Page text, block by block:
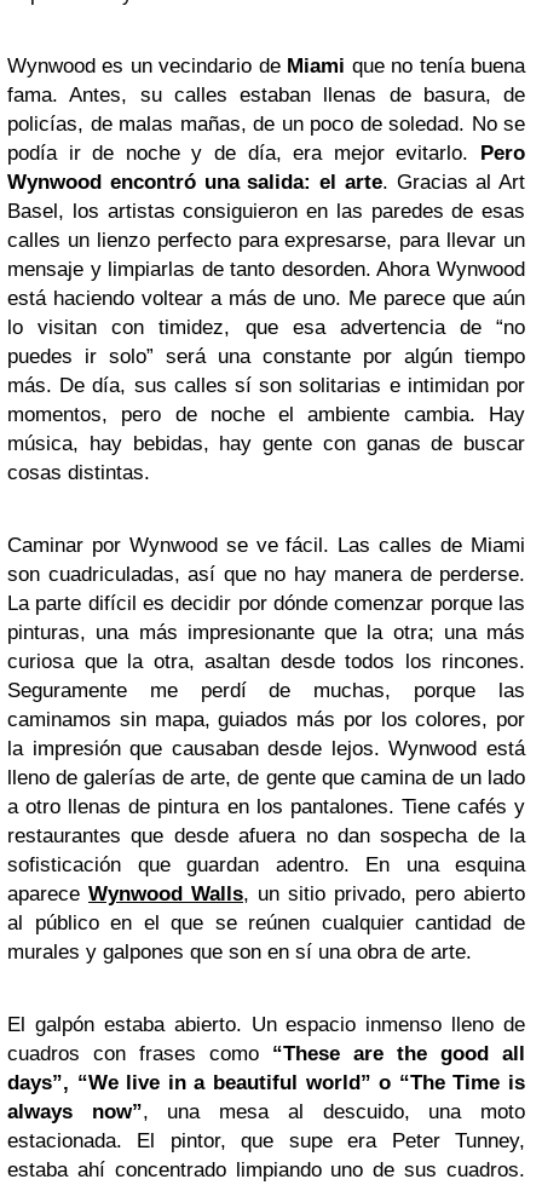
Wynwood es un vecindario de Miami que no tenía buena
fama. Antes, su calles estaban llenas de basura, de
policías, de malas mañas, de un poco de soledad. No se
podía ir de noche y de día, era mejor evitarlo.
Pero
Wynwood encontró una salida: el arte. Gracias al Art
Basel, los artistas consiguieron en las paredes de esas
calles un lienzo perfecto para expresarse, para llevar un
mensaje y limpiarlas de tanto desorden. Ahora Wynwood
está haciendo voltear a más de uno. Me parece que aún
lo visitan con timidez, que esa advertencia de “no
puedes ir solo” será una constante por algún tiempo
más. De día, sus calles sí son solitarias e intimidan por
momentos, pero de noche el ambiente cambia. Hay
música, hay bebidas, hay gente con ganas de buscar
cosas distintas.
Caminar por Wynwood se ve fácil. Las calles de Miami
son cuadriculadas, así que no hay manera de perderse.
La parte difícil es decidir por dónde comenzar porque las
pinturas, una más impresionante que la otra; una más
curiosa que la otra, asaltan desde todos los rincones.
Seguramente me perdí de muchas, porque las
caminamos sin mapa, guiados más por los colores, por
la impresión que causaban desde lejos. Wynwood está
lleno de galerías de arte, de gente que camina de un lado
a otro llenas de pintura en los pantalones. Tiene cafés y
restaurantes que desde afuera no dan sospecha de la
sofisticación que guardan adentro. En una esquina
aparece Wynwood Walls, un sitio privado, pero abierto
al público en el que se reúnen cualquier cantidad de
murales y galpones que son en sí una obra de arte.
El galpón estaba abierto. Un espacio inmenso lleno de
cuadros con frases como “These are the good all
days”, “We live in a beautiful world” o “The Time is
always now”, una mesa al descuido, una moto
estacionada. El pintor, que supe era Peter Tunney,
estaba ahí concentrado limpiando uno de sus cuadros.